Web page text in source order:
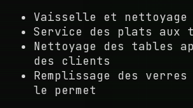
Vaisselle et nettoyage
Service des plats aux
Nettoyage des tables
des clients
Remplissage des
le permet